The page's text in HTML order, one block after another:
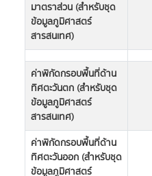
มาตราส่วน (สำหรับชุด
ข้อมูลภูมิศาสตร์
สารสนเทศ)
ค่าพิกัดกรอบพื้นที่ด้าน
ทิศตะวันตก (สำหรับชุด
ข้อมูลภูมิศาสตร์
สารสนเทศ)
ค่าพิกัดกรอบพื้นที่ด้าน
ทิศตะวันออก (สำหรับชุด
ข้อมูลภูมิศาสตร์